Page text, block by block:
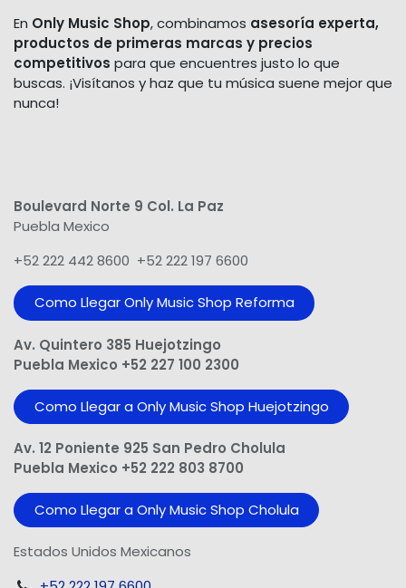
En Only Music Shop, combinamos asesoría experta,
productos de primeras marcas y precios
competitivos para que encuentres justo lo que
buscas. ¡Visítanos y haz que tu música suene mejor que
nunca!
Boulevard Norte 9 Col. La Paz
Puebla Mexico
+52 222 442 8600 +52 222 197 6600
Como Llegar Only Music Shop​ Reforma
Av. Quintero 385 Huejotzingo
Puebla Mexico +52 227 100 2300
Como Llegar a Only Music Shop Huejotzingo
Av. 12 Poniente 925 San Pedro Cholula
Puebla Mexico +52 222 803 8700
Como Llegar a Only Music Shop Cholula
Estados Unidos Mexicanos